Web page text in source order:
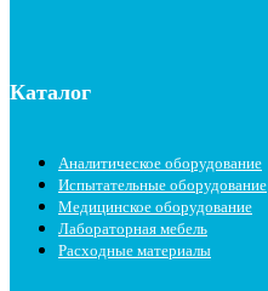
Каталог
Аналитическое оборудование
Испытательные оборудование
Медицинское оборудование
Лабораторная мебель
Расходные материалы